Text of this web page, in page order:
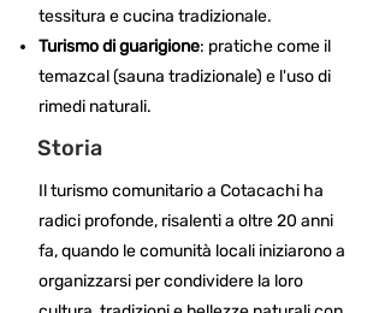
tessitura e cucina tradizionale.
Turismo di guarigione: pratiche come il
temazcal (sauna tradizionale) e l'uso di
rimedi naturali.​
Storia
Il turismo comunitario a Cotacachi ha
radici profonde, risalenti a oltre 20 anni
fa, quando le comunità locali iniziarono a
organizzarsi per condividere la loro